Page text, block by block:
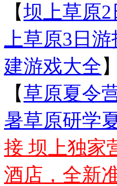
【坝上草原2
上草原3日
建游戏大全
【草原夏令
暑草原研学
接 坝上独家
酒店，全新